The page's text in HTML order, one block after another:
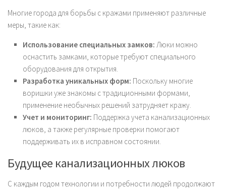
Многие города для борьбы с кражами применяют различные
меры, такие как:
Использование специальных замков: Люки можно
оснастить замками, которые требуют специального
оборудования для открытия.
Разработка уникальных форм: Поскольку многие
воришки уже знакомы с традиционными формами,
применение необычных решений затрудняет кражу.
Учет и мониторинг: Поддержка учета канализационных
люков, а также регулярные проверки помогают
поддерживать их в исправном состоянии.
Будущее канализационных люков
С каждым годом технологии и потребности людей продолжают